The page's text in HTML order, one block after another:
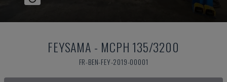
FEYSAMA - MCPH 135/3200
FR-BEN-FEY-2019-00001